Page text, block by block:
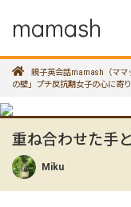
mamash
親子英会話mamash（ママ
の壁」プチ反抗期女子の心に寄
重ね合わせた手
Miku